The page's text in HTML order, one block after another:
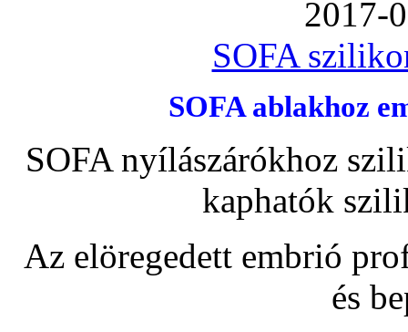
2017-
SOFA
SOFA ablakhoz
SOFA nyílászárókhoz
kaphatók
Az elöregedett embrió
és